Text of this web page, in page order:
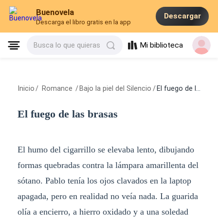
Buenovela
Descarga el libro gratis en la app
Descargar
Busca lo que quieras Mi biblioteca
Inicio / Romance / Bajo la piel del Silencio / El fuego de las brasas
El fuego de las brasas
El humo del cigarrillo se elevaba lento, dibujando
formas quebradas contra la lámpara amarillenta del
sótano. Pablo tenía los ojos clavados en la laptop
apagada, pero en realidad no veía nada. La guarida
olía a encierro, a hierro oxidado y a una soledad